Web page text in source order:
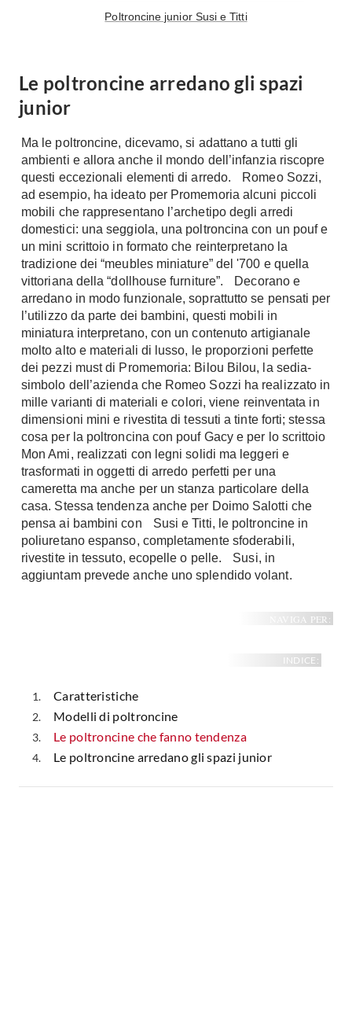
Poltroncine junior Susi e Titti
Le poltroncine arredano gli spazi
junior
Ma le poltroncine, dicevamo, si adattano a tutti gli
ambienti e allora anche il mondo dell’infanzia riscopre
questi eccezionali elementi di arredo. Romeo Sozzi,
ad esempio, ha ideato per Promemoria alcuni piccoli
mobili che rappresentano l’archetipo degli arredi
domestici: una seggiola, una poltroncina con un pouf e
un mini scrittoio in formato che reinterpretano la
tradizione dei “meubles miniature” del '700 e quella
vittoriana della “dollhouse furniture”. Decorano e
arredano in modo funzionale, soprattutto se pensati per
l’utilizzo da parte dei bambini, questi mobili in
miniatura interpretano, con un contenuto artigianale
molto alto e materiali di lusso, le proporzioni perfette
dei pezzi must di Promemoria: Bilou Bilou, la sedia-
simbolo dell’azienda che Romeo Sozzi ha realizzato in
mille varianti di materiali e colori, viene reinventata in
dimensioni mini e rivestita di tessuti a tinte forti; stessa
cosa per la poltroncina con pouf Gacy e per lo scrittoio
Mon Ami, realizzati con legni solidi ma leggeri e
trasformati in oggetti di arredo perfetti per una
cameretta ma anche per un stanza particolare della
casa. Stessa tendenza anche per Doimo Salotti che
pensa ai bambini con Susi e Titti, le poltroncine in
poliuretano espanso, completamente sfoderabili,
rivestite in tessuto, ecopelle o pelle. Susi, in
aggiuntam prevede anche uno splendido volant.
NAVIGA PER:
INDICE:
Caratteristiche
Modelli di poltroncine
Le poltroncine che fanno tendenza
Le poltroncine arredano gli spazi junior